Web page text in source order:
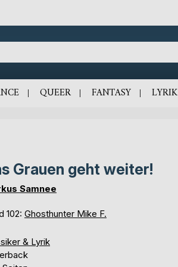
QUEER FANTASY LYRIK
Grauen geht weiter!
Samnee
102: Ghosthunter Mike F.
& Lyrik